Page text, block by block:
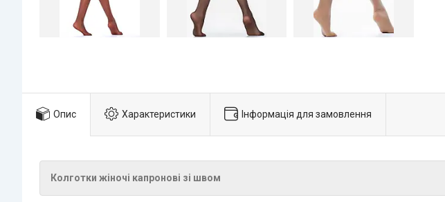
Опис Характеристики Інформація для замовлення
Колготки жіночі капронові зі швом